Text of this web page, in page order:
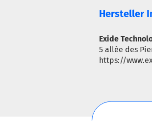
Hersteller
Exide
5 allèe des
https://